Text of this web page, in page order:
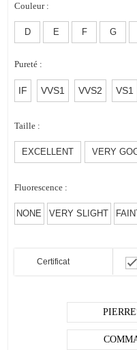
Couleur :
D E F G
Pureté :
IF VVS1 VVS2 VS1
Taille :
EXCELLENT VERY
Fluorescence :
NONE VERY SLIGHT
Certificat